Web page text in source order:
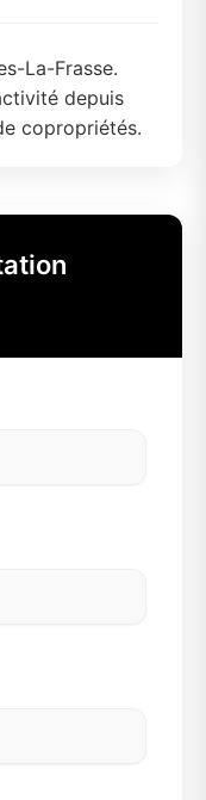
La-Frasse.
depuis
copropriétés.